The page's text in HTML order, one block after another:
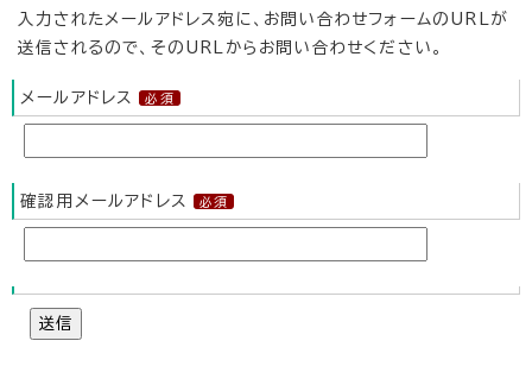
入力されたメールアドレス宛に、お問い合わせフォームのURLが
送信されるので、そのURLからお問い合わせください。
メールアドレス
確認用メールアドレス
送信